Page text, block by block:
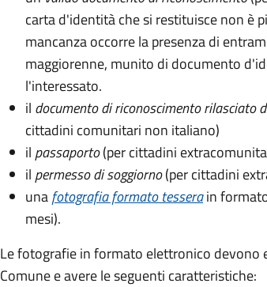
carta d'identità che si restituisce non è
mancanza occorre la presenza di
maggiorenne, munito di documento
l'interessato.
il documento di riconoscimento rilasciato
cittadini comunitari non italiano)
il passaporto(per cittadini
il permesso di soggiorno(per cittadini
unafotografia formato tesserain
mesi).
Le fotografie in formato elettronico devono
Comune e avere le seguenti caratteristiche: